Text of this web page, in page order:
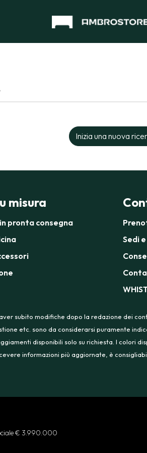
Inizia una nuova
misura
pronta consegna
Sedi
subito modifiche dopo la redazione dei
etc. sono da considerarsi puramente
disponibili solo su richiesta. I colori
informazioni più aggiornate, è
€ 3.990.000